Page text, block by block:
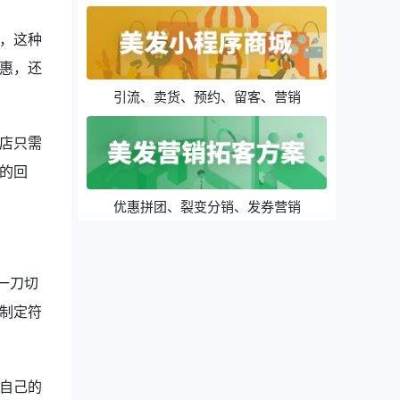
这种
，还
只需
回
刀切
定符
己的
引流、卖货、预约、留客、营销
优惠拼团、裂变分销、发券营销